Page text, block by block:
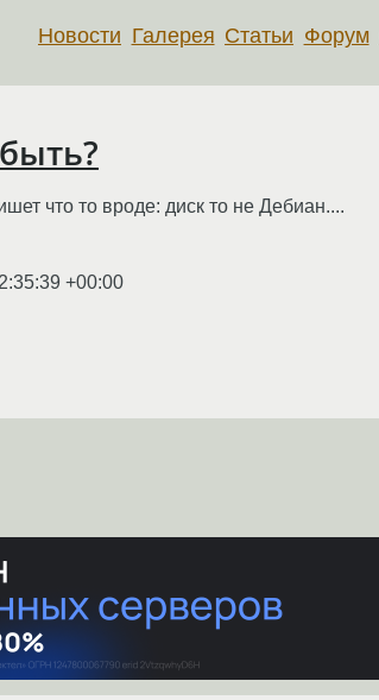
Новости Галерея Статьи Форум
что то вроде: диск то не Дебиан....
+00:00